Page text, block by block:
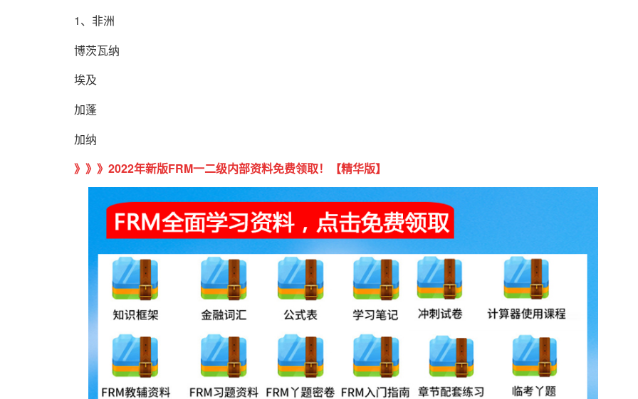
1、非洲
博茨瓦纳
埃及
加蓬
加纳
》》》 2022年新版FRM一二级内部资料免费领取！【精华版】